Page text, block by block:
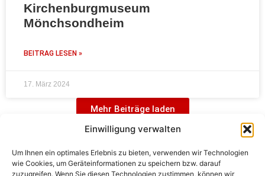
Einwilligung verwalten
Um Ihnen ein optimales Erlebnis zu bieten, verwenden wir Technologien
wie Cookies, um Geräteinformationen zu speichern bzw. darauf
zuzugreifen. Wenn Sie diesen Technologien zustimmen, können wir
Kirchenburgmuseum
Mönchsondheim
BEITRAG LESEN »
17. März 2024
Mehr Beiträge laden